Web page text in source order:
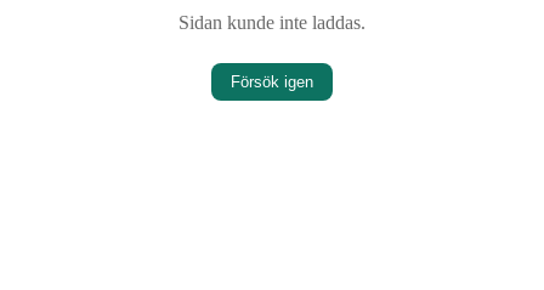
Sidan kunde inte laddas.
Försök igen